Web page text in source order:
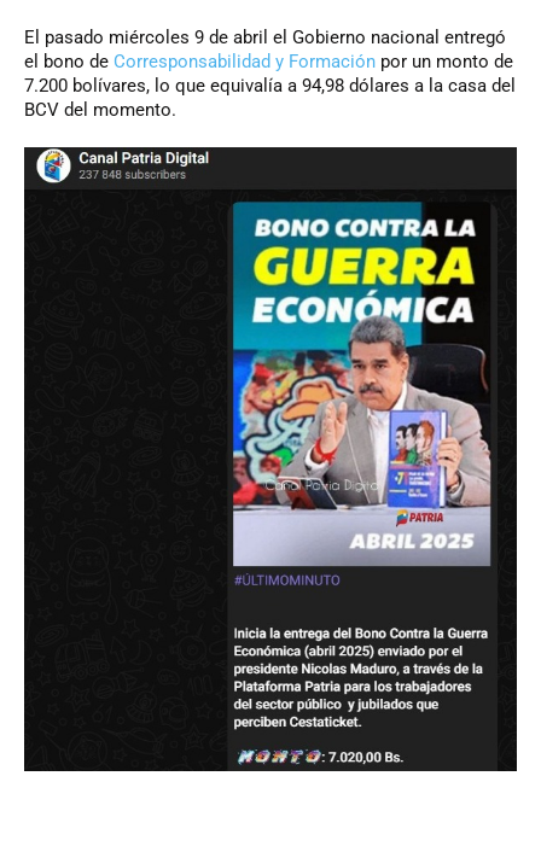
El pasado miércoles 9 de abril el Gobierno nacional entregó
el bono de Corresponsabilidad y Formación por un monto de
7.200 bolívares, lo que equivalía a 94,98 dólares a la casa del
BCV del momento.